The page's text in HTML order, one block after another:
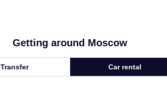
Getting around Moscow
Transfer Car rental